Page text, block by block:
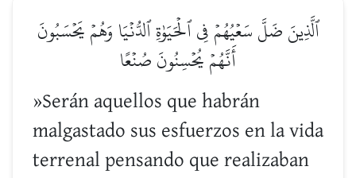
ٱلَّذِينَ ضَلَّ سَعۡيُهُمۡ فِي ٱلۡحَيَوٰةِ ٱلدُّنۡيَا وَهُمۡ يَحۡسَبُونَ
أَنَّهُمۡ يُحۡسِنُونَ صُنۡعًا
»Serán aquellos que habrán
malgastado sus esfuerzos en la vida
terrenal pensando que realizaban